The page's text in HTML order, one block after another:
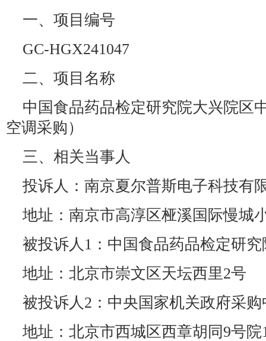
一、项目编号
GC-HGX241047
二、项目名称
中国食品药品检定研究院大兴院区
空调采购）
三、相关当事人
投诉人：南京夏尔普斯电子科技有
地址：南京市高淳区桠溪国际慢城
被投诉人1：中国食品药品检定研究
地址：北京市崇文区天坛西里2号
被投诉人2：中央国家机关政府采
地址：北京市西城区西章胡同9号院